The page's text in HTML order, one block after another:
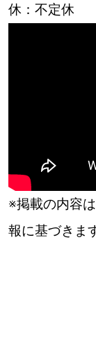
休：不定休
※掲載の内容
報に基づきま